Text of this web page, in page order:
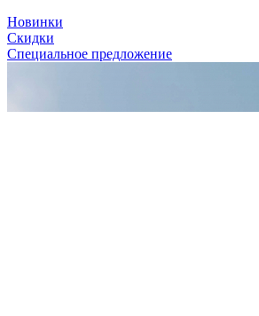
Новинки
Скидки
Специальное предложение